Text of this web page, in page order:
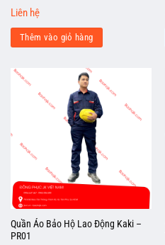
Liên hệ
Thêm vào giỏ hàng
Quần Áo Bảo Hộ Lao Động Kaki –
PR01